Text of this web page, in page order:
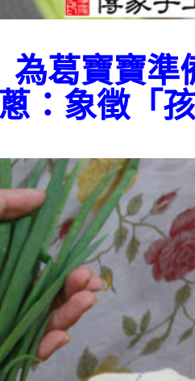
為葛寶寶準
蔥：象徵「